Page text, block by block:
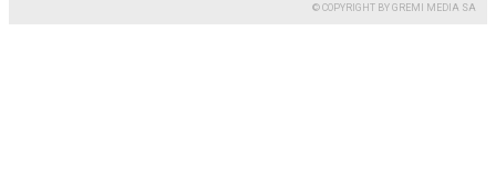
© COPYRIGHT BY GREMI MEDIA SA